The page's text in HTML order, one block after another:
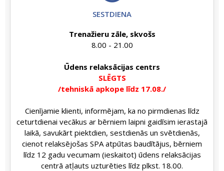
SESTDIENA
Trenažieru zāle, skvošs
8.00 - 21.00
Ūdens relaksācijas centrs
SLĒGTS
/tehniskā apkope līdz 17.08./
Cienījamie klienti, informējam, ka no pirmdienas līdz
ceturtdienai vecākus ar bērniem laipni gaidīsim ierastajā
laikā, savukārt piektdien, sestdienās un svētdienās,
cienot relaksējošas SPA atpūtas baudītājus, bērniem
līdz 12 gadu vecumam (ieskaitot) ūdens relaksācijas
centrā atļauts uzturēties līdz plkst. 18.00.